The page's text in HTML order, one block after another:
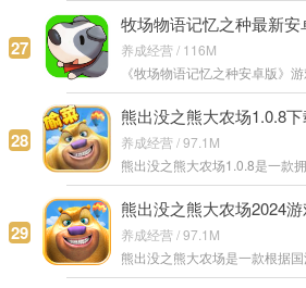
27
牧场物语记忆之种最新安
养成经营 / 116M
28
养成经营 / 97.1M
29
养成经营 / 97.1M